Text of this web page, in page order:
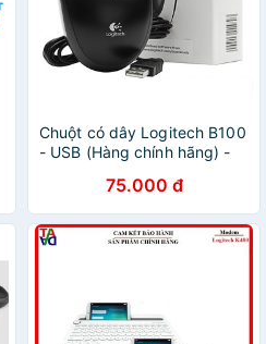
Chuột có dây Logitech B100
- USB (Hàng chính hãng) -
75.000 đ